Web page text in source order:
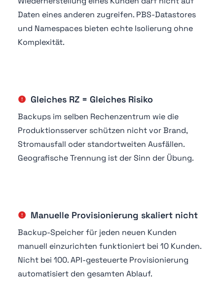
Daten eines anderen zugreifen. PBS-Datastores
und Namespaces bieten echte Isolierung ohne
Komplexität.
Gleiches RZ = Gleiches Risiko
Backups im selben Rechenzentrum wie die
Produktionsserver schützen nicht vor Brand,
Stromausfall oder standortweiten Ausfällen.
Geografische Trennung ist der Sinn der Übung.
Manuelle Provisionierung skaliert nicht
Backup-Speicher für jeden neuen Kunden
manuell einzurichten funktioniert bei 10 Kunden.
Nicht bei 100. API-gesteuerte Provisionierung
automatisiert den gesamten Ablauf.